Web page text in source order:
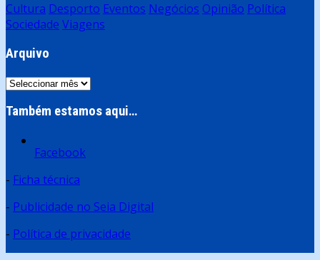
Cultura Desporto Eventos Negócios Opinião Política
Sociedade Viagens
Arquivo
Arquivo
Também estamos aqui…
Facebook
- Ficha técnica
- Publicidade no Seia Digital
- Política de privacidade